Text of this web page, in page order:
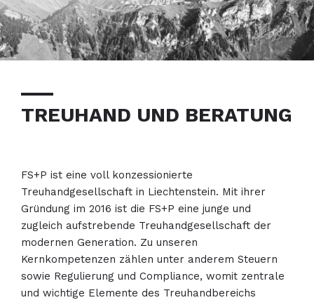
TREUHAND UND BERATUNG
FS+P ist eine voll konzessionierte
Treuhandgesellschaft in Liechtenstein. Mit ihrer
Gründung im 2016 ist die FS+P eine junge und
zugleich aufstrebende Treuhandgesellschaft der
modernen Generation. Zu unseren
Kernkompetenzen zählen unter anderem Steuern
sowie Regulierung und Compliance, womit zentrale
und wichtige Elemente des Treuhandbereichs